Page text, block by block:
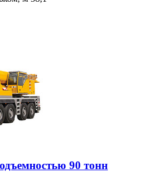
90 тонн